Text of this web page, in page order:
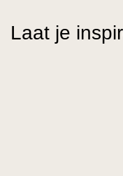
Laat je